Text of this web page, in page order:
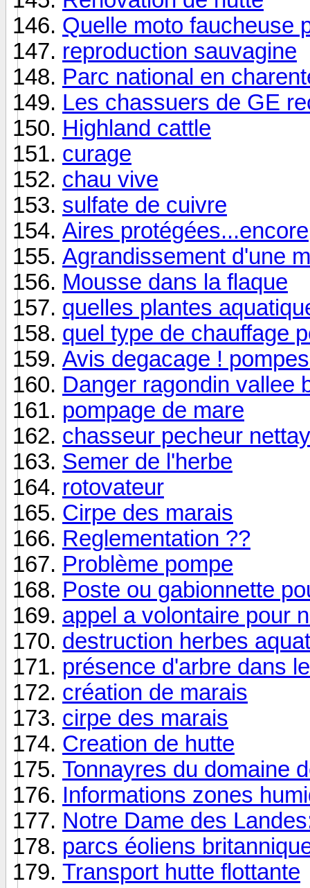
Quelle moto faucheuse
reproduction sauvagine
Parc national en
Les chassuers de GE
Highland cattle
curage
chau vive
sulfate de cuivre
Aires protégées...encore
Agrandissement d'une
Mousse dans la flaque
quelles plantes
quel type de chauffage
Avis degacage !
Danger ragondin vallee
pompage de mare
chasseur pecheur
Semer de l'herbe
rotovateur
Cirpe des marais
Reglementation ??
Problème pompe
Poste ou gabionnette
appel a volontaire pour
destruction herbes
présence d'arbre dans
création de marais
cirpe des marais
Creation de hutte
Tonnayres du domaine
Informations zones
Notre Dame des
parcs éoliens
Transport hutte flottante